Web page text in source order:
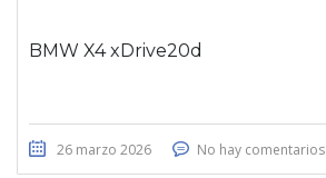
BMW X4 xDrive20d
26 marzo 2026 No hay comentarios